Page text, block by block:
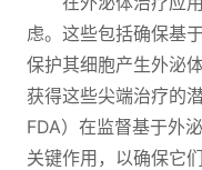
虑。这些包括确保基
保护其细胞产生外泌
获得这些尖端治疗的
FDA）在监督基于外
关键作用，以确保它